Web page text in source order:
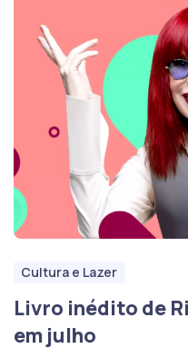
Cultura e Lazer
Livro inédito de
em julho